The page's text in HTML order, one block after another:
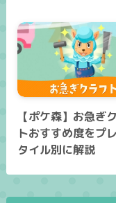
【ポケ森】お急ぎ
トおすすめ度をプ
タイル別に解説